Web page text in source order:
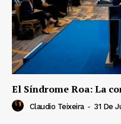
El Síndrome Roa: La
Claudio Teixeira - 31 De